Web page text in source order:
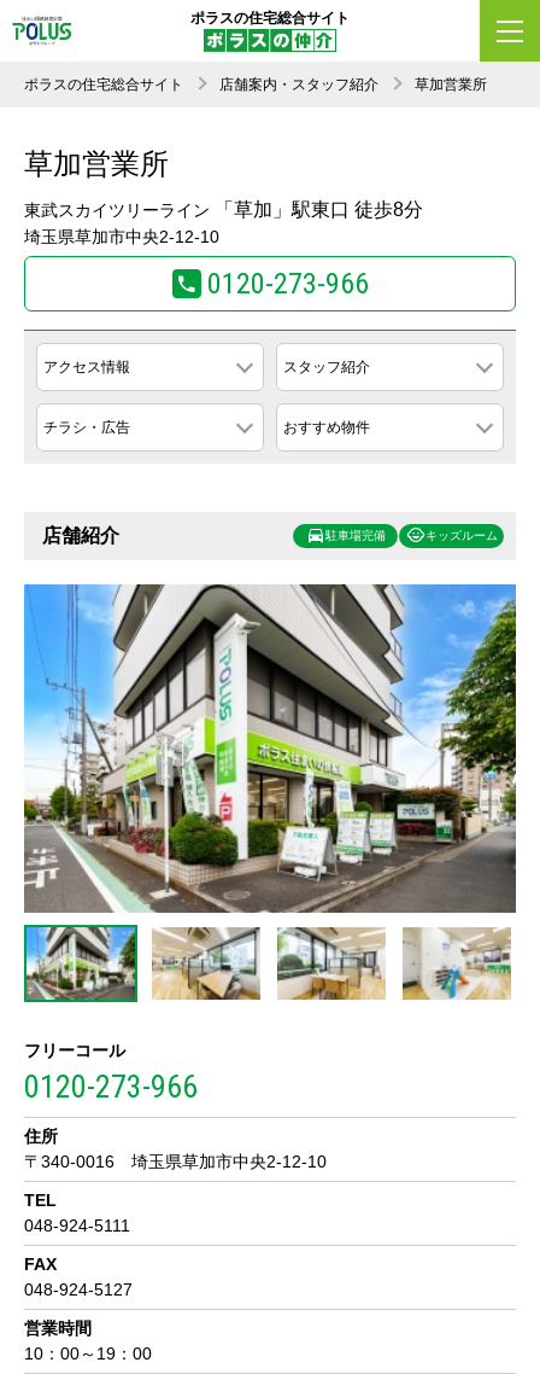
ポラスの住宅総合サイト
ポラスの住宅総合サイト 店舗案内・スタッフ紹介 草加営業所
草加営業所
東武スカイツリーライン 「草加」駅東口 徒歩8分
埼玉県草加市中央2-12-10
0120-273-966
アクセス情報 スタッフ紹介
チラシ・広告 おすすめ物件
店舗紹介 駐車場完備 キッズルーム
フリーコール
0120-273-966
住所
〒340-0016 埼玉県草加市中央2-12-10
TEL
048-924-5111
FAX
048-924-5127
営業時間
10：00～19：00